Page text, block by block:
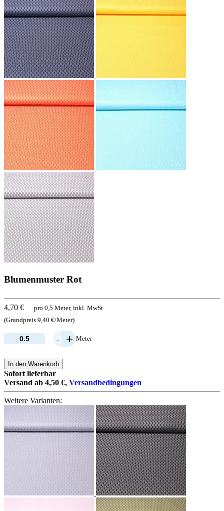
Blumenmuster Rot
4,70 €
pro 0,5 Meter, inkl. MwSt
(Grundpreis 9,40 €/Meter)
- + Meter
In den Warenkorb
Sofort lieferbar
Versand ab 4,50 €, Versandbedingungen
Weitere Varianten: